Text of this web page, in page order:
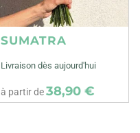
SUMATRA
Livraison dès aujourd'hui
à partir de38,90 €